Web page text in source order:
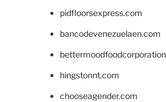
pidfloorsexpress.com
bancodevenezuelaen.com
hingstonnt.com
chooseagender.com